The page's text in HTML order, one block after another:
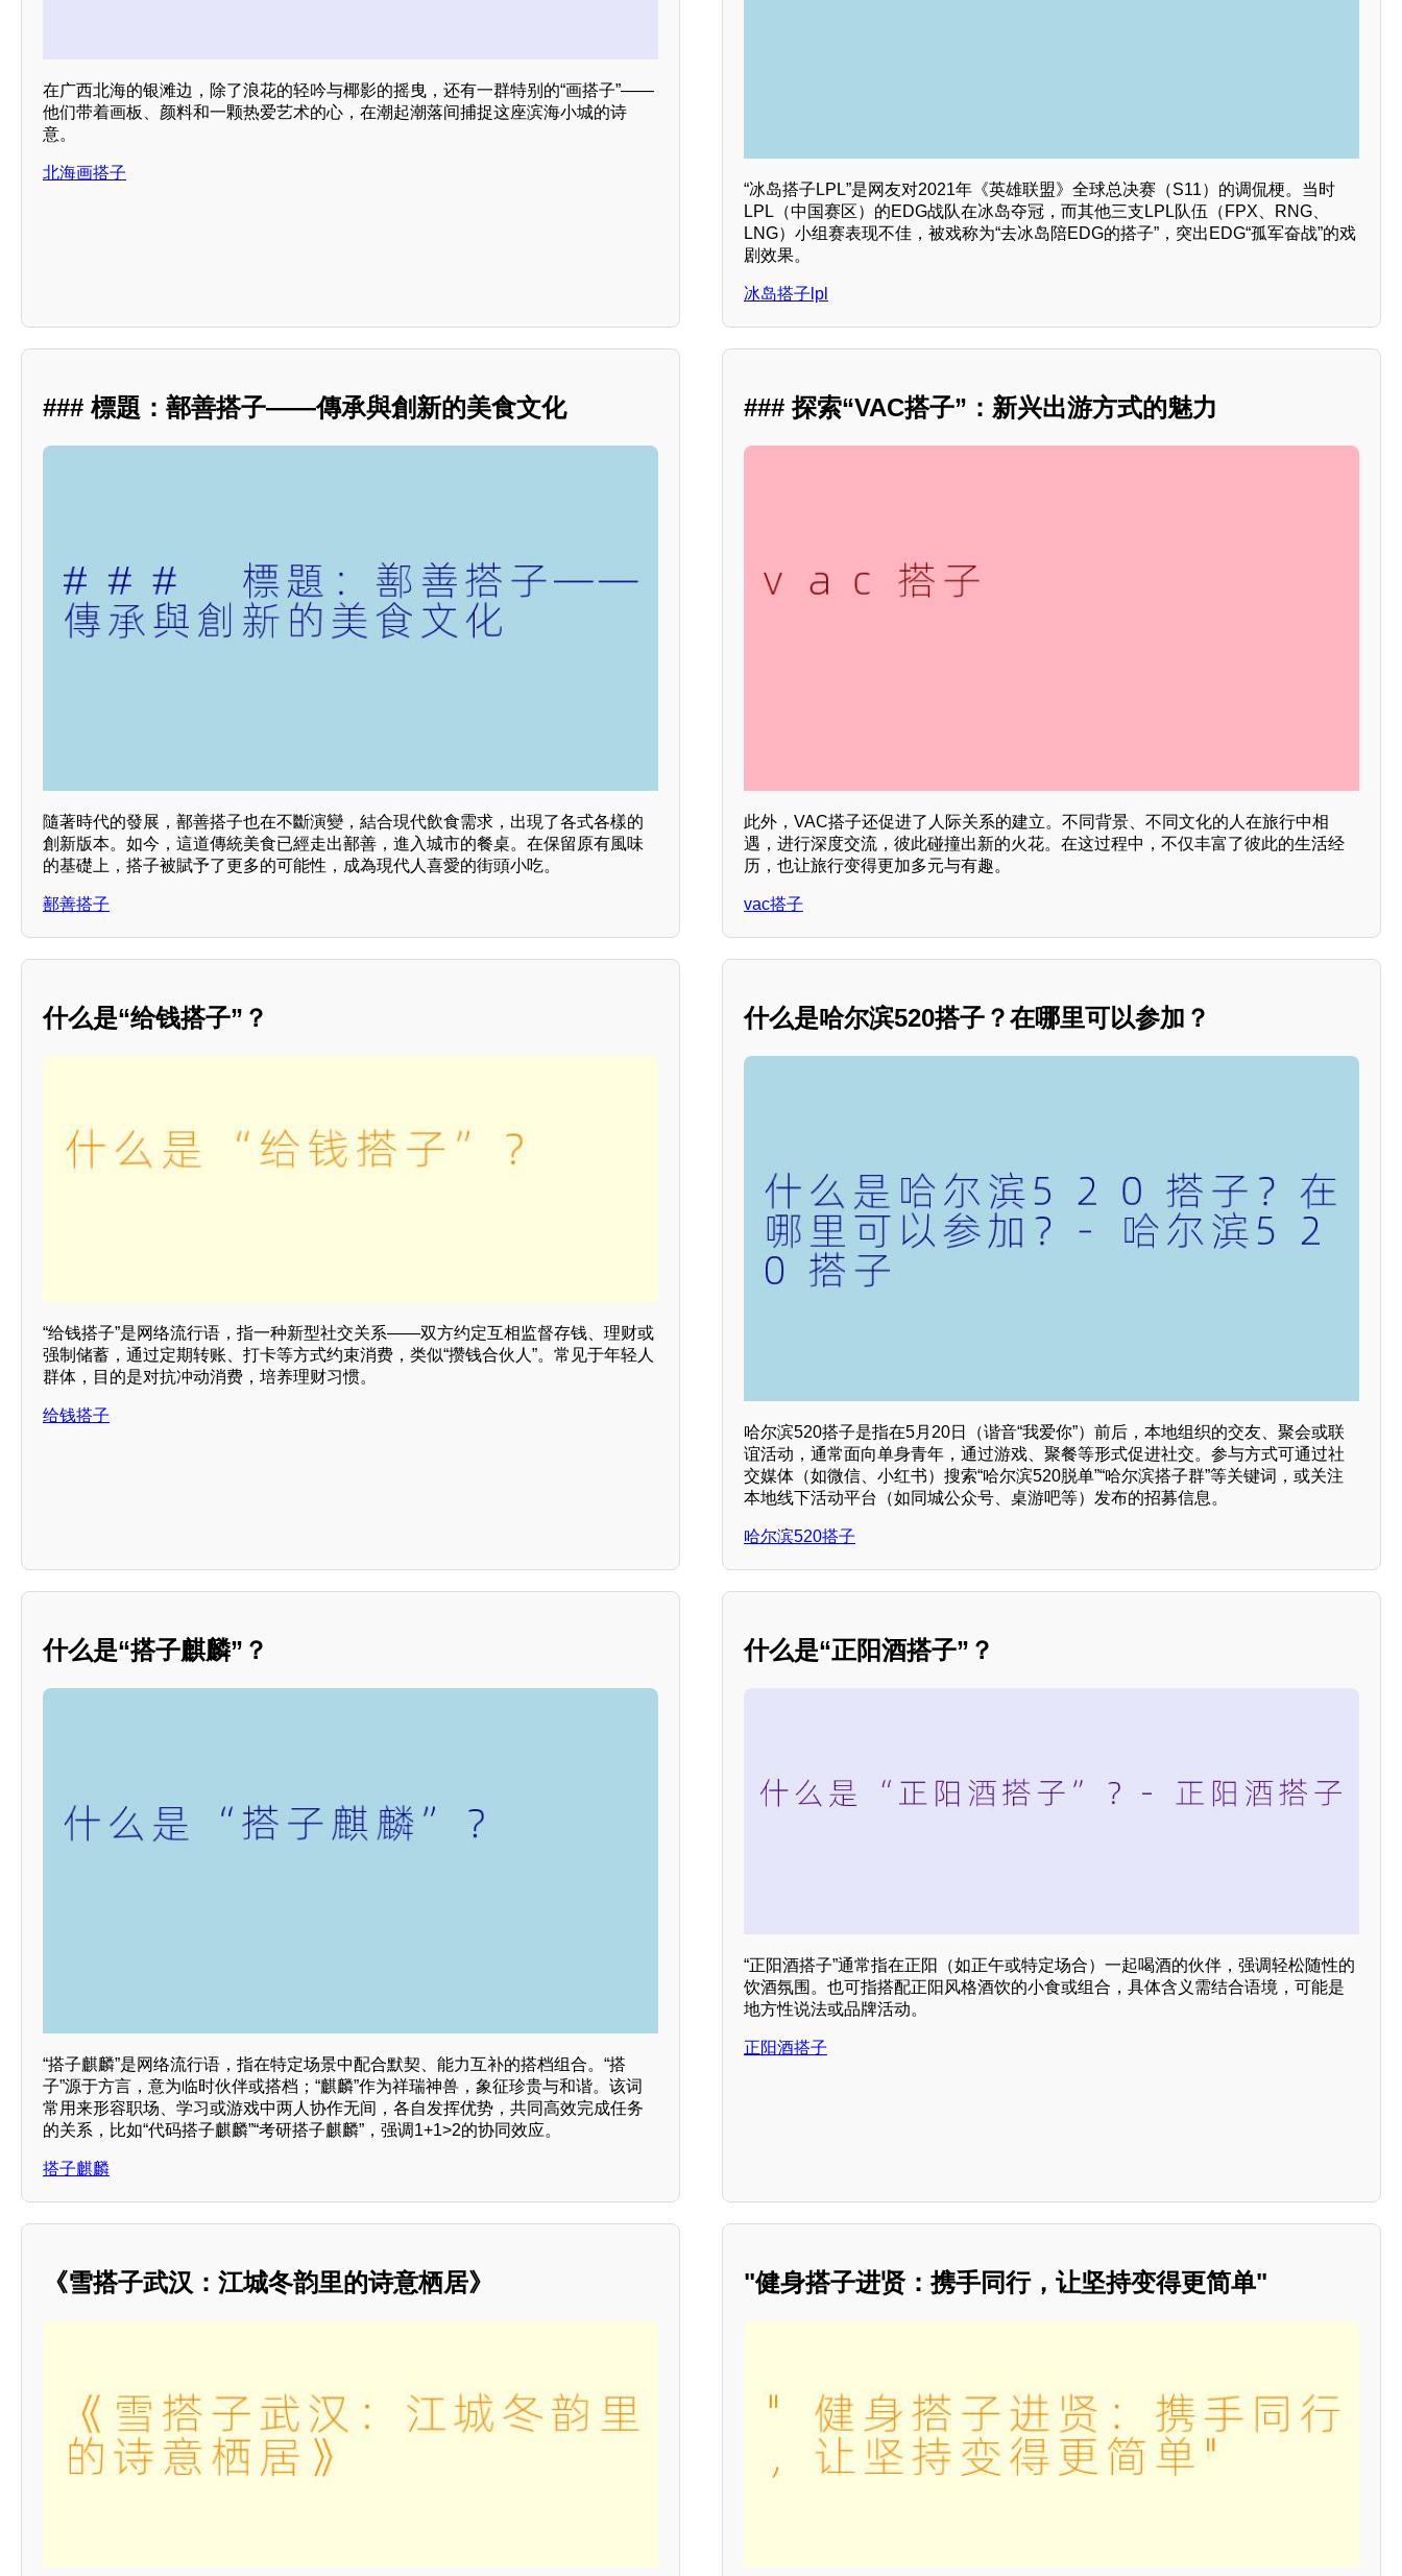
在广西北海的银滩边，除了浪花的轻吟与椰影的摇曳，还有一群特别的“画搭子”——
他们带着画板、颜料和一颗热爱艺术的心，在潮起潮落间捕捉这座滨海小城的诗
意。
北海画搭子
“冰岛搭子LPL”是网友对2021年《英雄联盟》全球总决赛（S11）的调侃梗。当时
LPL（中国赛区）的EDG战队在冰岛夺冠，而其他三支LPL队伍（FPX、RNG、
LNG）小组赛表现不佳，被戏称为“去冰岛陪EDG的搭子”，突出EDG“孤军奋战”的戏
剧效果。
冰岛搭子lpl
### 標題：鄯善搭子——傳承與創新的美食文化
隨著時代的發展，鄯善搭子也在不斷演變，結合現代飲食需求，出現了各式各樣的
創新版本。如今，這道傳統美食已經走出鄯善，進入城市的餐桌。在保留原有風味
的基礎上，搭子被賦予了更多的可能性，成為現代人喜愛的街頭小吃。
鄯善搭子
### 探索“VAC搭子”：新兴出游方式的魅力
此外，VAC搭子还促进了人际关系的建立。不同背景、不同文化的人在旅行中相
遇，进行深度交流，彼此碰撞出新的火花。在这过程中，不仅丰富了彼此的生活经
历，也让旅行变得更加多元与有趣。
vac搭子
什么是“给钱搭子”？
“给钱搭子”是网络流行语，指一种新型社交关系——双方约定互相监督存钱、理财或
强制储蓄，通过定期转账、打卡等方式约束消费，类似“攒钱合伙人”。常见于年轻人
群体，目的是对抗冲动消费，培养理财习惯。
给钱搭子
什么是哈尔滨520搭子？在哪里可以参加？
哈尔滨520搭子是指在5月20日（谐音“我爱你”）前后，本地组织的交友、聚会或联
谊活动，通常面向单身青年，通过游戏、聚餐等形式促进社交。参与方式可通过社
交媒体（如微信、小红书）搜索“哈尔滨520脱单”“哈尔滨搭子群”等关键词，或关注
本地线下活动平台（如同城公众号、桌游吧等）发布的招募信息。
哈尔滨520搭子
什么是“搭子麒麟”？
“搭子麒麟”是网络流行语，指在特定场景中配合默契、能力互补的搭档组合。“搭
子”源于方言，意为临时伙伴或搭档；“麒麟”作为祥瑞神兽，象征珍贵与和谐。该词
常用来形容职场、学习或游戏中两人协作无间，各自发挥优势，共同高效完成任务
的关系，比如“代码搭子麒麟”“考研搭子麒麟”，强调1+1>2的协同效应。
搭子麒麟
什么是“正阳酒搭子”？
“正阳酒搭子”通常指在正阳（如正午或特定场合）一起喝酒的伙伴，强调轻松随性的
饮酒氛围。也可指搭配正阳风格酒饮的小食或组合，具体含义需结合语境，可能是
地方性说法或品牌活动。
正阳酒搭子
《雪搭子武汉：江城冬韵里的诗意栖居》 "健身搭子进贤：携手同行，让坚持变得更简单"